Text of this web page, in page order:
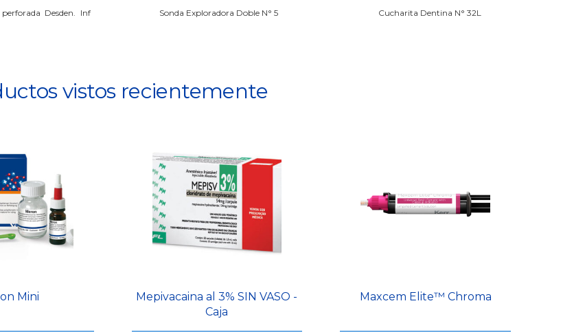
Desden. Inf
Sonda Exploradora Doble N° 5 Cucharita Dentina N° 32L
vistos recientemente
Mini
Mepivacaina al 3% SIN VASO -
Caja
Maxcem Elite™ Chroma